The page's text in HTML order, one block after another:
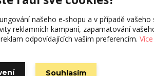
našeho e-shopu a v případě vašeho
reklamních kampaní, zapamatování
odpovídajících vašim preferencím.
Souhlasím